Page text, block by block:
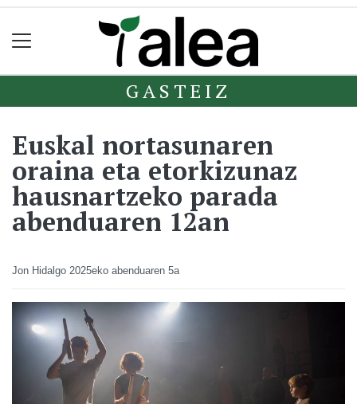
GASTEIZ
Euskal nortasunaren
oraina eta etorkizunaz
hausnartzeko parada
abenduaren 12an
Jon Hidalgo 2025eko abenduaren 5a